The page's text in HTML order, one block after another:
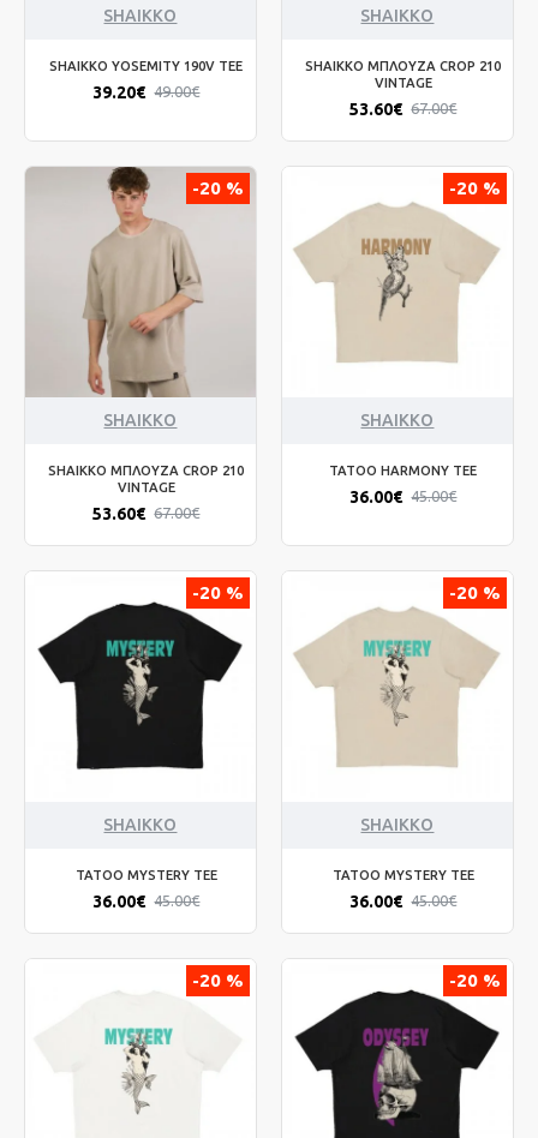
SHAIKKO
SHAIKKO YOSEMITY 190V TEE
39.20€ 49.00€
SHAIKKO
SHAIKKO ΜΠΛΟΥΖΑ CROP 210
VINTAGE
53.60€ 67.00€
-20 %
SHAIKKO
SHAIKKO ΜΠΛΟΥΖΑ CROP 210
VINTAGE
53.60€ 67.00€
-20 %
SHAIKKO
TATOO HARMONY TEE
36.00€ 45.00€
-20 %
SHAIKKO
TATOO MYSTERY TEE
36.00€ 45.00€
-20 %
SHAIKKO
TATOO MYSTERY TEE
36.00€ 45.00€
-20 % -20 %